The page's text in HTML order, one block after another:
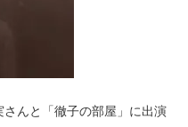
んと「徹子の部屋」に出演